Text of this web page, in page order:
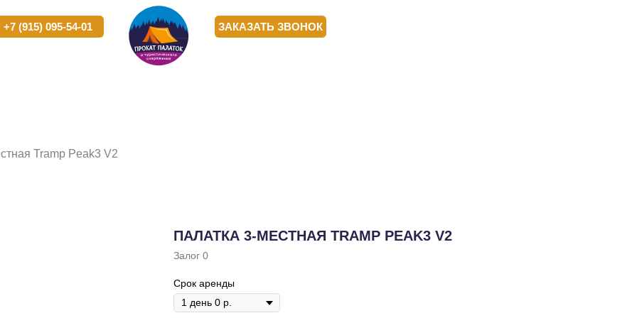
КОРПОРАТИВНЫМ
КЛИЕНТАМ
095-54-01 ЗАКАЗАТЬ ЗВОНОК
КОРПОРАТИВНЫМ
КЛИЕНТАМ
095-54-01 ЗАКАЗАТЬ ЗВОНОК
Tramp Peak3 V2
ПАЛАТКА 3-МЕСТНАЯ TRAMP PEAK3 V2
Залог 0
Срок аренды